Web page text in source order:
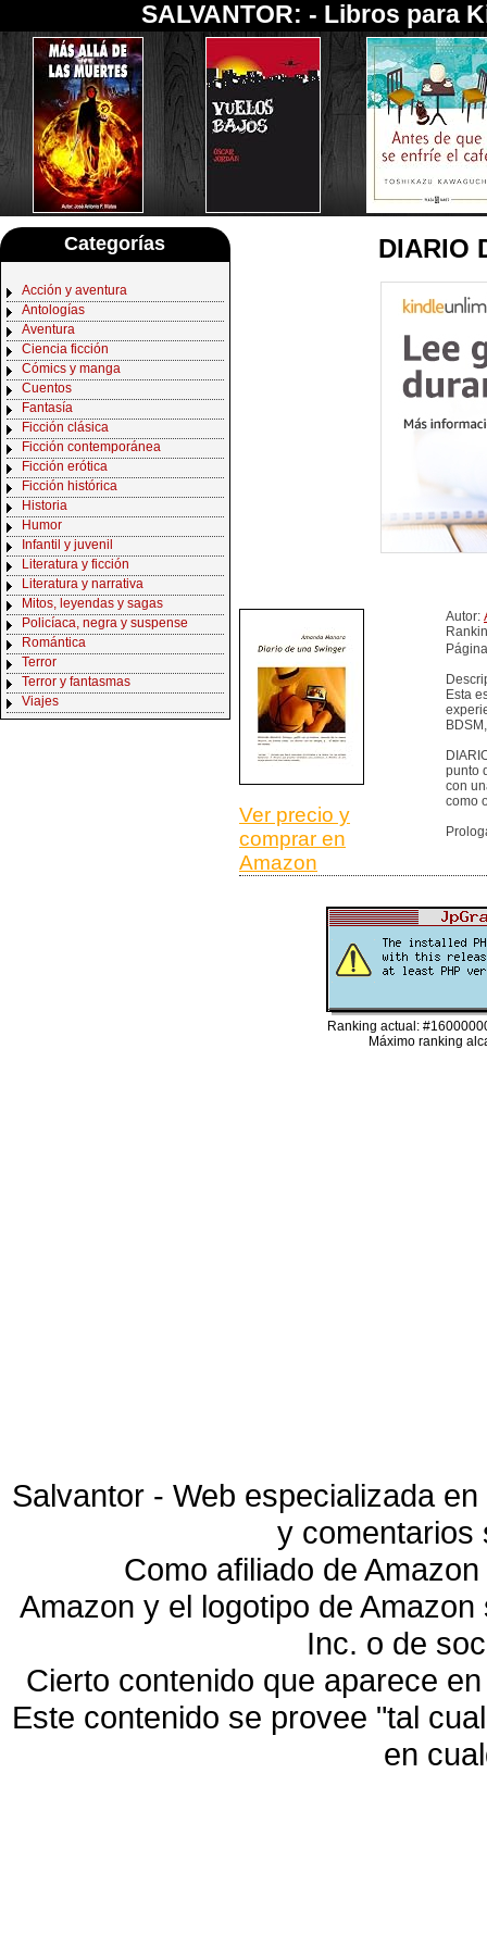
SALVANTOR: - Libros para
Categorías
Acción y aventura
Antologías
Aventura
Ciencia ficción
Cómics y manga
Cuentos
Fantasía
Ficción clásica
Ficción contemporánea
Ficción erótica
Ficción histórica
Historia
Humor
Infantil y juvenil
Literatura y ficción
Literatura y narrativa
Mitos, leyendas y sagas
Policíaca, negra y suspense
Romántica
Terror
Terror y fantasmas
Viajes
DIARIO
Ver precio y
comprar en
Amazon
Autor:
Esta
punto
con
como
Ranking actual:
Máximo ranking
Salvantor - Web especializada
y
Como afiliado de
Amazon y el logotipo de
Inc. o de
Cierto contenido que aparece
Este contenido se provee "tal
en